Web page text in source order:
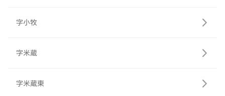
字小牧
字米蔵
字米蔵東